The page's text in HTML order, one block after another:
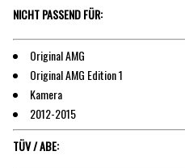
NICHT PASSEND FÜR:
Original AMG
Original AMG Edition 1
Kamera
2012-2015
TÜV / ABE: